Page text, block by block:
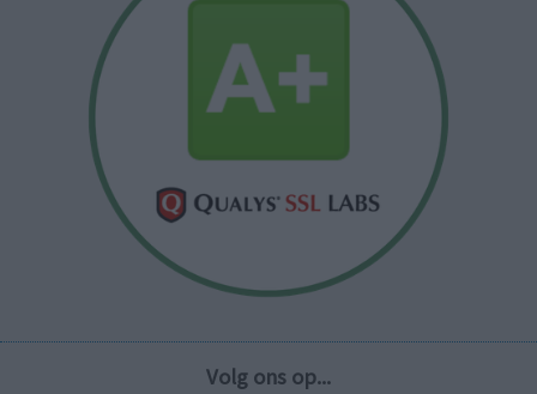
Volg ons op...